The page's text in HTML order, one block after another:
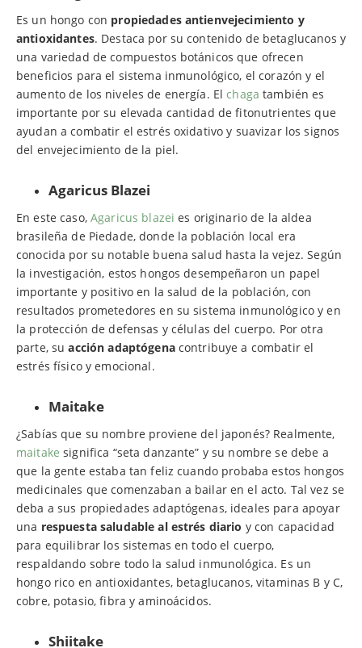
Es un hongo con propiedades antienvejecimiento y
antioxidantes. Destaca por su contenido de betaglucanos y
una variedad de compuestos botánicos que ofrecen
beneficios para el sistema inmunológico, el corazón y el
aumento de los niveles de energía. El chaga también es
importante por su elevada cantidad de fitonutrientes que
ayudan a combatir el estrés oxidativo y suavizar los signos
del envejecimiento de la piel.
Agaricus Blazei
En este caso, Agaricus blazei es originario de la aldea
brasileña de Piedade, donde la población local era
conocida por su notable buena salud hasta la vejez. Según
la investigación, estos hongos desempeñaron un papel
importante y positivo en la salud de la población, con
resultados prometedores en su sistema inmunológico y en
la protección de defensas y células del cuerpo. Por otra
parte, suacción adaptógenacontribuye a combatir el
estrés físico y emocional.
Maitake
¿Sabías que su nombre proviene del japonés? Realmente,
maitake significa “seta danzante” y su nombre se debe a
que la gente estaba tan feliz cuando probaba estos hongos
medicinales que comenzaban a bailar en el acto. Tal vez se
deba a sus propiedades adaptógenas, ideales para apoyar
una respuesta saludable al estrés diario y con capacidad
para equilibrar los sistemas en todo el cuerpo,
respaldando sobre todo la salud inmunológica. Es un
hongo rico en antioxidantes, betaglucanos, vitaminas B y C,
cobre, potasio, fibra y aminoácidos.
Shiitake